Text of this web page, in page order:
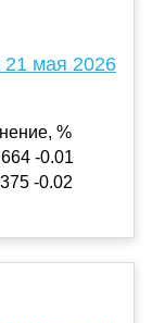
мая 2026
%
-0.01
-0.02